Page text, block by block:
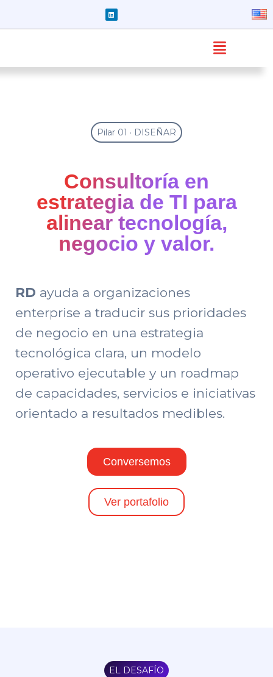
Pilar 01 · DISEÑAR
Consultoría en
estrategia de TI para
alinear tecnología,
negocio y valor.
RD ayuda a organizaciones
enterprise a traducir sus prioridades
de negocio en una estrategia
tecnológica clara, un modelo
operativo ejecutable y un roadmap
de capacidades, servicios e iniciativas
orientado a resultados medibles.
Conversemos
Ver portafolio
EL DESAFÍO